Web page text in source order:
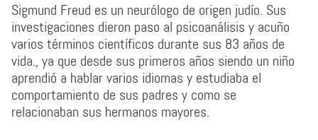
Sigmund Freud es un neurólogo de origen judío. Sus
investigaciones dieron paso al psicoanálisis y acuño
varios términos científicos durante sus 83 años de
vida., ya que desde sus primeros años siendo un niño
aprendió a hablar varios idiomas y estudiaba el
comportamiento de sus padres y como se
relacionaban sus hermanos mayores.